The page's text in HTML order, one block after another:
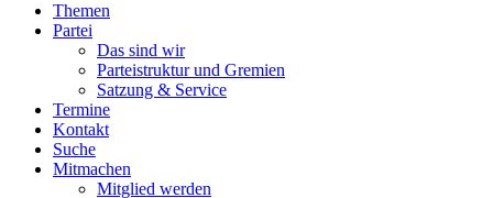
Themen
Partei
Das sind wir
Parteistruktur und Gremien
Satzung & Service
Termine
Kontakt
Suche
Mitmachen
Mitglied werden